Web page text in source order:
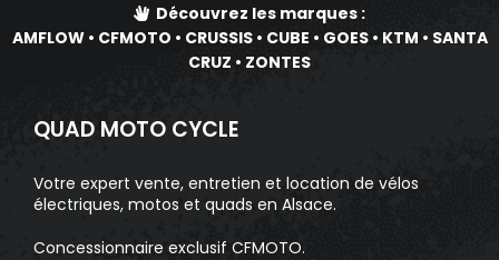
Découvrez les marques :
AMFLOW• CFMOTO • CRUSSIS• CUBE • GOES• KTM • SANTA
CRUZ • ZONTES
QUAD MOTO CYCLE
Votre expert vente, entretien et location de vélos
électriques, motos et quads en Alsace.
Concessionnaire exclusif CFMOTO.